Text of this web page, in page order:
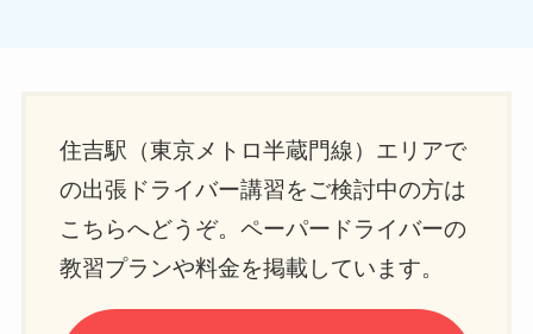
住吉駅（東京メトロ半蔵門線）エリアで
の出張ドライバー講習をご検討中の方は
こちらへどうぞ。ペーパードライバーの
教習プランや料金を掲載しています。